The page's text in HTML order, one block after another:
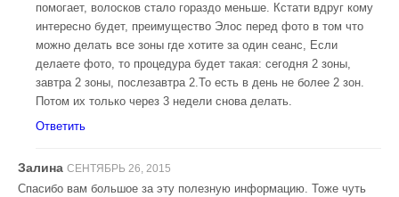
помогает, волосков стало гораздо меньше. Кстати вдруг кому
интересно будет, преимущество Элос перед фото в том что
можно делать все зоны где хотите за один сеанс, Если
делаете фото, то процедура будет такая: сегодня 2 зоны,
завтра 2 зоны, послезавтра 2.То есть в день не более 2 зон.
Потом их только через 3 недели снова делать.
Ответить
Залина СЕНТЯБРЬ 26, 2015
Спасибо вам большое за эту полезную информацию. Тоже чуть